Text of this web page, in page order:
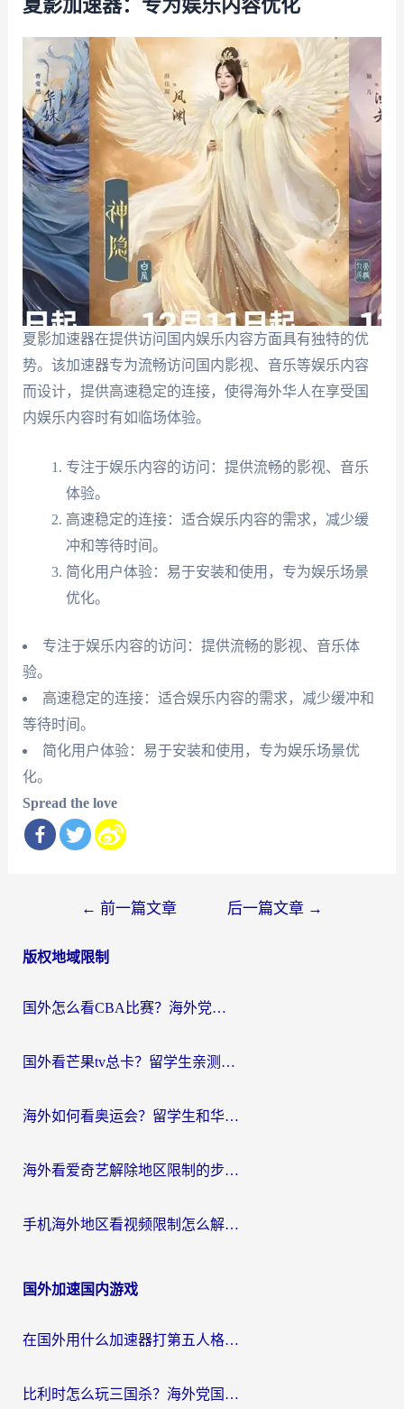
夏影加速器：专为娱乐内容优化
夏影加速器在提供访问国内娱乐内容方面具有独特的优
势。该加速器专为流畅访问国内影视、音乐等娱乐内容
而设计，提供高速稳定的连接，使得海外华人在享受国
内娱乐内容时有如临场体验。
专注于娱乐内容的访问：提供流畅的影视、音乐
体验。
高速稳定的连接：适合娱乐内容的需求，减少缓
冲和等待时间。
简化用户体验：易于安装和使用，专为娱乐场景
优化。
专注于娱乐内容的访问：提供流畅的影视、音乐体
验。
高速稳定的连接：适合娱乐内容的需求，减少缓冲和
等待时间。
简化用户体验：易于安装和使用，专为娱乐场景优
化。
Spread the love
导
← 前一篇文章 后一篇文章 →
版权地域限制
国外怎么看CBA比赛？海外党专属体育直播指南，告别地区限制看球自由
国外看芒果tv总卡？留学生亲测：3步解决地域限制+流畅追剧攻略
海外如何看奥运会？留学生和华人必藏的体育赛事观看终极指南
海外看爱奇艺解除地区限制的步骤与注意事项详解：留学生必看的无卡顿追剧指南
手机海外地区看视频限制怎么解决？海外党追剧看片的实用指南
国外加速国内游戏
在国外用什么加速器打第五人格？留学生亲测：这6个功能才是关键！
比利时怎么玩三国杀？海外党国服游戏加速器终极指南（附问道CODOL优化方案）